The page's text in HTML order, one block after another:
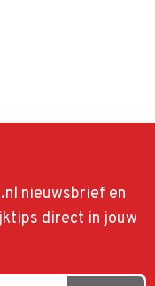
nieuwsbrief en
direct in jouw